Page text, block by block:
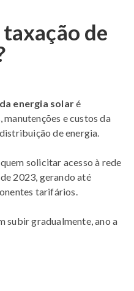
de
energia solaré
e custos da
de energia.
solicitar acesso à rede
2023, gerando até
tarifários.
subir gradualmente, ano a